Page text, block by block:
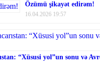
Özümü şikayət edirəm!
16.04.2026 19:57
“Xüsusi yol”un sonu və